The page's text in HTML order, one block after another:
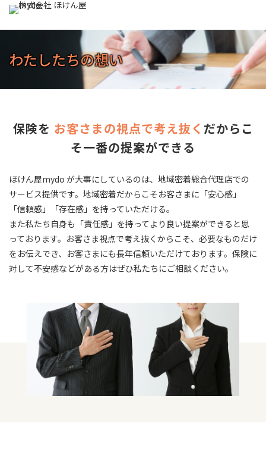
わたしたちの想い
保険を お客さまの視点で考え抜く だからこ
そ一番の提案ができる
ほけん屋mydo が大事にしているのは、地域密着総合代理店での
サービス提供です。地域密着だからこそお客さまに「安心感」
「信頼感」「存在感」を持っていただける。
また私たち自身も「責任感」を持ってより良い提案ができると思
っております。お客さま視点で考え抜くからこそ、必要なものだけ
をお伝えでき、お客さまにも長年信頼いただけております。保険に
対して不安感などがある方はぜひ私たちにご相談ください。